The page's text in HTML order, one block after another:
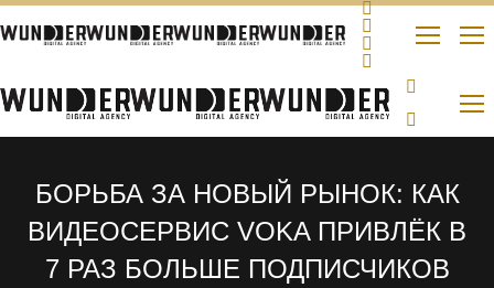
БОРЬБА ЗА НОВЫЙ РЫНОК: КАК
ВИДЕОСЕРВИС VOKA ПРИВЛЁК В
7 РАЗ БОЛЬШЕ ПОДПИСЧИКОВ